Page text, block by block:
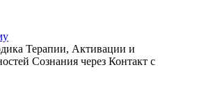
Терапии, Активации и
Сознания через Контакт с